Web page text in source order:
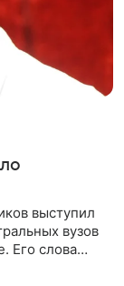
выступил
вузов
Его слова